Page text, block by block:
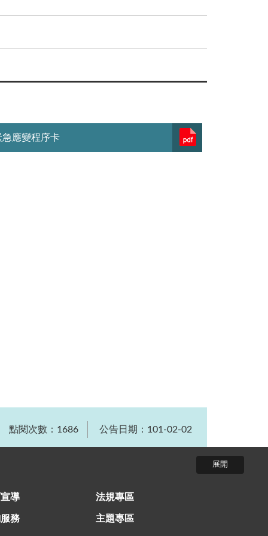
急應變程序卡
點閱次數：1686 公告日期：101-02-02
導 法規專區
務 主題專區